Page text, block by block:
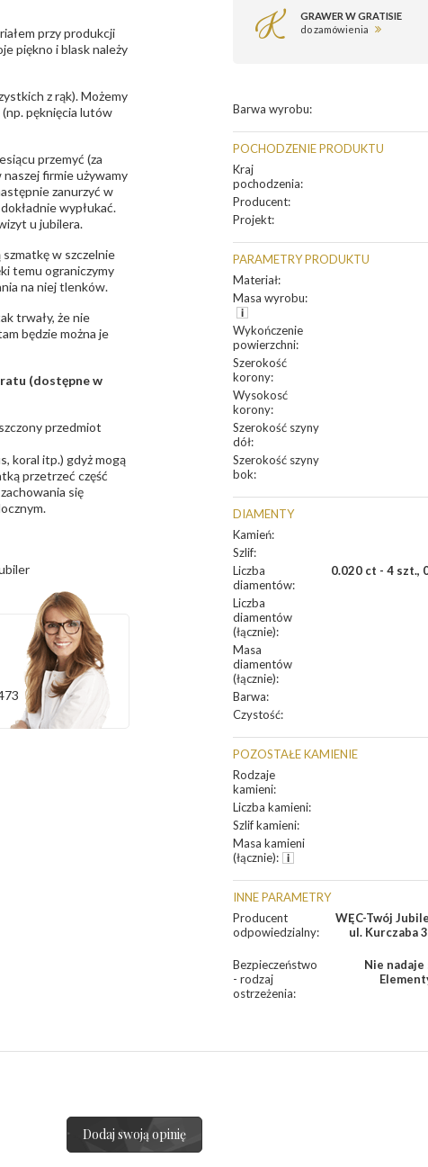
GRAWER W GRATISIE
do zamówienia
Barwa wyrobu:
POCHODZENIE PRODUKTU
Kraj
pochodzenia:
Producent:
Projekt:
PARAMETRY PRODUKTU
Materiał:
Masa wyrobu:
Wykończenie
powierzchni:
Szerokość
korony:
Wysokosć
korony:
Szerokość szyny
dół:
Szerokość szyny
bok:
DIAMENTY
Kamień:
Szlif:
Liczba
diamentów:
0.020 ct - 4 szt.,
Liczba
diamentów
(łącznie):
Masa
diamentów
(łącznie):
Barwa:
Czystość:
POZOSTAŁE KAMIENIE
Rodzaje
kamieni:
Liczba kamieni:
Szlif kamieni:
Masa kamieni
(łącznie):
INNE PARAMETRY
Producent
odpowiedzialny:
WĘC-Twój
ul. Kurczaba
Bezpieczeństwo
- rodzaj
ostrzeżenia:
Nie
przy produkcji
piękno i blask należy
z rąk). Możemy
pęknięcia lutów
przemyć (za
naszej firmie używamy
zanurzyć w
wypłukać.
u jubilera.
w szczelnie
temu ograniczymy
na niej tlenków.
trwały, że nie
będzie można je
(dostępne w
przedmiot
koral itp.) gdyż mogą
przetrzeć część
się
Dodaj swoją opinię